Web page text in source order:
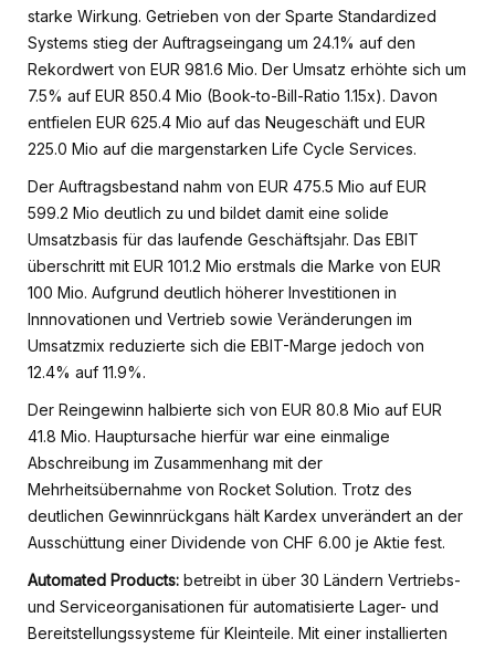
starke Wirkung. Getrieben von der Sparte Standardized
Systems stieg der Auftragseingang um 24.1% auf den
Rekordwert von EUR 981.6 Mio. Der Umsatz erhöhte sich um
7.5% auf EUR 850.4 Mio (Book-to-Bill-Ratio 1.15x). Davon
entfielen EUR 625.4 Mio auf das Neugeschäft und EUR
225.0 Mio auf die margenstarken Life Cycle Services.
Der Auftragsbestand nahm von EUR 475.5 Mio auf EUR
599.2 Mio deutlich zu und bildet damit eine solide
Umsatzbasis für das laufende Geschäftsjahr. Das EBIT
überschritt mit EUR 101.2 Mio erstmals die Marke von EUR
100 Mio. Aufgrund deutlich höherer Investitionen in
Innnovationen und Vertrieb sowie Veränderungen im
Umsatzmix reduzierte sich die EBIT-Marge jedoch von
12.4% auf 11.9%.
Der Reingewinn halbierte sich von EUR 80.8 Mio auf EUR
41.8 Mio. Hauptursache hierfür war eine einmalige
Abschreibung im Zusammenhang mit der
Mehrheitsübernahme von Rocket Solution. Trotz des
deutlichen Gewinnrückgans hält Kardex unverändert an der
Ausschüttung einer Dividende von CHF 6.00 je Aktie fest.
Automated Products: betreibt in über 30 Ländern Vertriebs-
und Serviceorganisationen für automatisierte Lager- und
Bereitstellungssysteme für Kleinteile. Mit einer installierten